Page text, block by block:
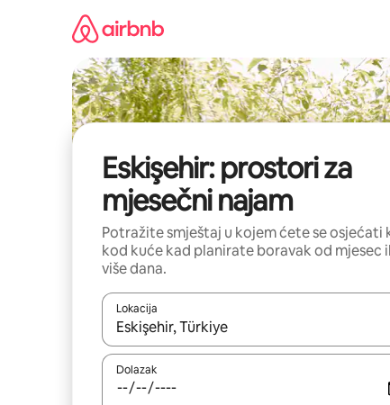
Eskişehir: prostori za
mjesečni najam
Potražite smještaj u kojem ćete se osjećati
kod kuće kad planirate boravak od mjesec
više dana.
Lokacija
Kada budu dostupni rezultati, moći ćete ih
Dolazak